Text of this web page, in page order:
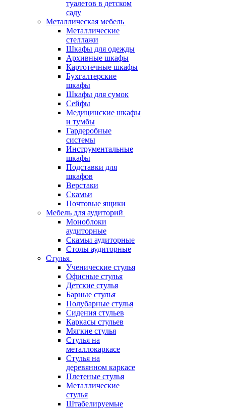
туалетов в детском
саду
Металлическая мебель
Металлические
стеллажи
Шкафы для одежды
Архивные шкафы
Картотечные шкафы
Бухгалтерские
шкафы
Шкафы для сумок
Сейфы
Медицинские шкафы
и тумбы
Гардеробные
системы
Инструментальные
шкафы
Подставки для
шкафов
Верстаки
Скамьи
Почтовые ящики
Мебель для аудиторий
Моноблоки
аудиторные
Скамьи аудиторные
Столы аудиторные
Стулья
Ученические стулья
Офисные стулья
Детские стулья
Барные стулья
Полубарные стулья
Сидения стульев
Каркасы стульев
Мягкие стулья
Стулья на
металлокаркасе
Стулья на
деревянном каркасе
Плетеные стулья
Металлические
стулья
Штабелируемые